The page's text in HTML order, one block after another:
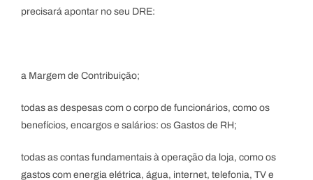
precisará apontar no seu DRE:
a Margem de Contribuição;
todas as despesas com o corpo de funcionários, como os
benefícios, encargos e salários: os Gastos de RH;
todas as contas fundamentais à operação da loja, como os
gastos com energia elétrica, água, internet, telefonia, TV e